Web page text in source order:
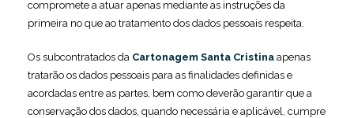
compromete a atuar apenas mediante as instruções da
primeira no que ao tratamento dos dados pessoais respeita.
Os subcontratados da Cartonagem Santa Cristina apenas
tratarão os dados pessoais para as finalidades definidas e
acordadas entre as partes, bem como deverão garantir que a
conservação dos dados, quando necessária e aplicável, cumpre